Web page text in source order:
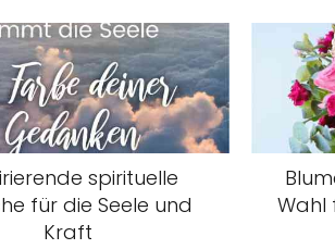
spirituelle
für die Seele und
Kraft
Wahl